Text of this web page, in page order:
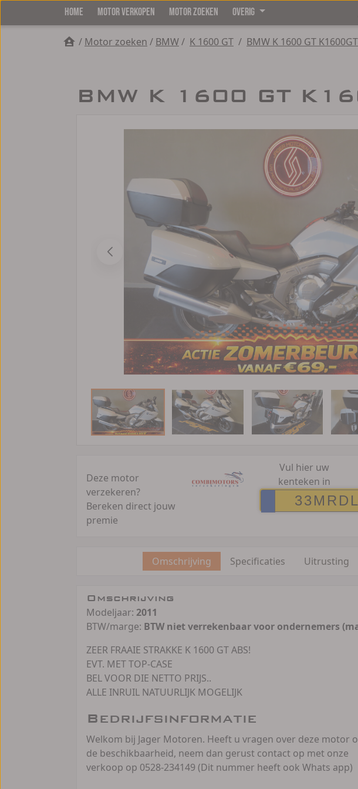
HOME MOTOR VERKOPEN MOTOR ZOEKEN OVERIG
/ Motor zoeken / BMW/ K 1600 GT / BMW K 1600 GT
BMW K 1600 GT
Deze motor
verzekeren?
Bereken direct jouw
premie
Vul hier uw
kenteken in
Omschrijving Specificaties Uitrusting
Omschrijving
Modeljaar: 2011
BTW/marge: BTW niet verrekenbaar voor ondernemers
ZEER FRAAIE STRAKKE K 1600 GT ABS!
EVT. MET TOP-CASE
BEL VOOR DIE NETTO PRIJS..
ALLE INRUIL NATUURLIJK MOGELIJK
Bedrijfsinformatie
Welkom bij Jager Motoren. Heeft u vragen over deze motor
de beschikbaarheid, neem dan gerust contact op met onze
verkoop op 0528-234149 (Dit nummer heeft ook Whats app)